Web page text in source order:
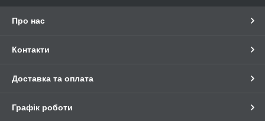
Про нас
Контакти
Доставка та оплата
Графік роботи